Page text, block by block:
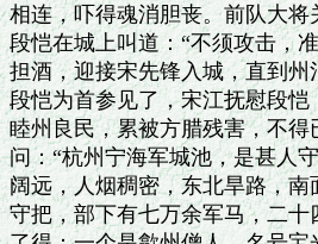
相连，吓得魂消胆丧。前队大
段恺在城上叫道：“不须攻击，
担酒，迎接宋先锋入城，直到州
段恺为首参见了，宋江抚慰段
睦州良民，累被方腊残害，不
问：“杭州宁海军城池，是甚人
阔远，人烟稠密，东北旱路，
守把，部下有七万余军马，二